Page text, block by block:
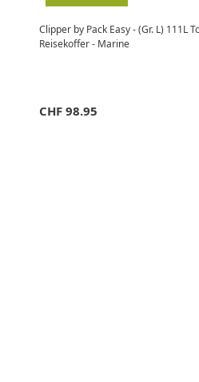
Clipper by Pack Easy - (Gr. L) 111L
Reisekoffer - Marine
CHF 98.95